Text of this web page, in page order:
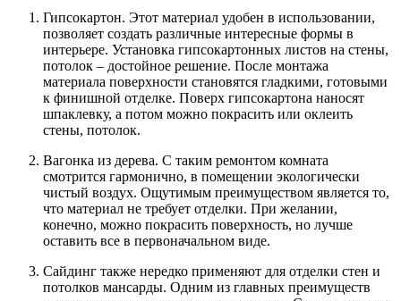
Гипсокартон. Этот материал удобен в использовании,
позволяет создать различные интересные формы в
интерьере. Установка гипсокартонных листов на стены,
потолок – достойное решение. После монтажа
материала поверхности становятся гладкими, готовыми
к финишной отделке. Поверх гипсокартона наносят
шпаклевку, а потом можно покрасить или оклеить
стены, потолок.
Вагонка из дерева. С таким ремонтом комната
смотрится гармонично, в помещении экологически
чистый воздух. Ощутимым преимуществом является то,
что материал не требует отделки. При желании,
конечно, можно покрасить поверхность, но лучше
оставить все в первоначальном виде.
Сайдинг также нередко применяют для отделки стен и
потолков мансарды. Одним из главных преимуществ